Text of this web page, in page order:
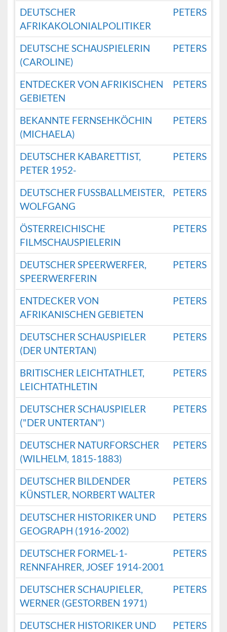
DEUTSCHER
AFRIKAKOLONIALPOLITIKER
PETERS
DEUTSCHE SCHAUSPIELERIN
(CAROLINE)
PETERS
ENTDECKER VON AFRIKISCHEN
GEBIETEN
PETERS
BEKANNTE FERNSEHKÖCHIN
(MICHAELA)
PETERS
DEUTSCHER KABARETTIST,
PETER 1952-
PETERS
DEUTSCHER FUSSBALLMEISTER, W
OLFGANG
PETERS
ÖSTERREICHISCHE
FILMSCHAUSPIELERIN
PETERS
DEUTSCHER SPEERWERFER,
SPEERWERFERIN
PETERS
ENTDECKER VON
AFRIKANISCHEN GEBIETEN
PETERS
DEUTSCHER SCHAUSPIELER
(DER UNTERTAN)
PETERS
BRITISCHER LEICHTATHLET,
LEICHTATHLETIN
PETERS
DEUTSCHER SCHAUSPIELER
("DER UNTERTAN")
PETERS
DEUTSCHER NATURFORSCHER
(WILHELM, 1815-1883)
PETERS
DEUTSCHER BILDENDER
KÜNSTLER, NORBERT WALTER
PETERS
DEUTSCHER HISTORIKER UND
GEOGRAPH (1916-2002)
PETERS
DEUTSCHER FORMEL-1-
RENNFAHRER, JOSEF 1914-2001
PETERS
DEUTSCHER SCHAUPIELER,
WERNER (GESTORBEN 1971)
PETERS
DEUTSCHER HISTORIKER UND
PETERS